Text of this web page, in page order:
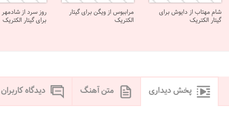
شام مهتاب از دایوش برای
گیتار الکتریک
مراببوس از ویگن برای گیتار
الکتریک
روز سرد از
برای گیتار الکتریک
پخش دیداری متن آهنگ دیدگاه کاربران